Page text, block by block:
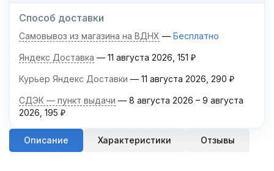
Способ доставки
Самовывоз из магазина на ВДНХ Бесплатно
Яндекс Доставка 11 августа 2026 151 ₽
Курьер Яндекс Доставки 11 августа 2026 290 ₽
СДЭК — пункт выдачи 8 августа 2026 – 9 августа
2026 195 ₽
Описание Характеристики Отзывы